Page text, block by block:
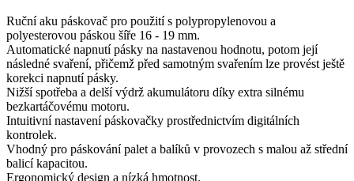
Ruční aku páskovač pro použití s polypropylenovou a
polyesterovou páskou šíře 16 - 19 mm.
Automatické napnutí pásky na nastavenou hodnotu, potom její
následné svaření, přičemž před samotným svařením lze provést ještě
korekci napnutí pásky.
Nižší spotřeba a delší výdrž akumulátoru díky extra silnému
bezkartáčovému motoru.
Intuitivní nastavení páskovačky prostřednictvím digitálních
kontrolek.
Vhodný pro páskování palet a balíků v provozech s malou až střední
balicí kapacitou.
Ergonomický design a nízká hmotnost.